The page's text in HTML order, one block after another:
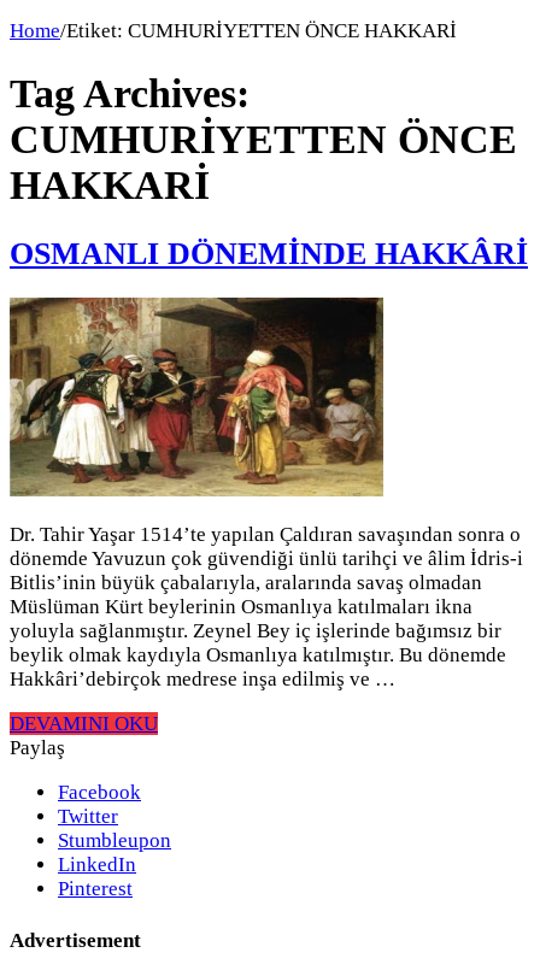
Home/Etiket: CUMHURİYETTEN ÖNCE HAKKARİ
Tag Archives:
CUMHURİYETTEN ÖNCE
HAKKARİ
OSMANLI DÖNEMİNDE HAKKÂRİ
Dr. Tahir Yaşar 1514’te yapılan Çaldıran savaşından sonra o
dönemde Yavuzun çok güvendiği ünlü tarihçi ve âlim İdris-i
Bitlis’inin büyük çabalarıyla, aralarında savaş olmadan
Müslüman Kürt beylerinin Osmanlıya katılmaları ikna
yoluyla sağlanmıştır. Zeynel Bey iç işlerinde bağımsız bir
beylik olmak kaydıyla Osmanlıya katılmıştır. Bu dönemde
Hakkâri’debirçok medrese inşa edilmiş ve …
DEVAMINI OKU
Paylaş
Facebook
Twitter
Stumbleupon
LinkedIn
Pinterest
Advertisement